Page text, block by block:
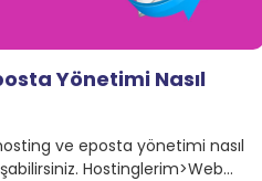
Yönetimi Nasıl
ve eposta yönetimi nasıl
Hostinglerim>Web